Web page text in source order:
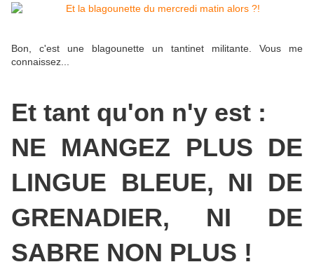
Bon, c'est une blagounette un tantinet militante. Vous me
connaissez...
Et tant qu'on n'y est :
NE MANGEZ PLUS DE
LINGUE BLEUE, NI DE
GRENADIER, NI DE
SABRE NON PLUS !